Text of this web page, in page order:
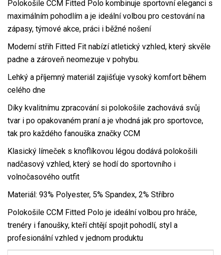
Polokošile CCM Fitted Polo kombinuje sportovní eleganci s
maximálním pohodlím a je ideální volbou pro cestování na
zápasy, týmové akce, práci i běžné nošení
Moderní střih Fitted Fit nabízí atletický vzhled, který skvěle
padne a zároveň neomezuje v pohybu.
Lehký a příjemný materiál zajišťuje vysoký komfort během
celého dne
Díky kvalitnímu zpracování si polokošile zachovává svůj
tvar i po opakovaném praní a je vhodná jak pro sportovce,
tak pro každého fanouška značky CCM
Klasický límeček s knoflíkovou légou dodává polokošili
nadčasový vzhled, který se hodí do sportovního i
volnočasového outfit
Materiál: 93% Polyester, 5% Spandex, 2% Stříbro
Polokošile CCM Fitted Polo je ideální volbou pro hráče,
trenéry i fanoušky, kteří chtějí spojit pohodlí, styl a
profesionální vzhled v jednom produktu